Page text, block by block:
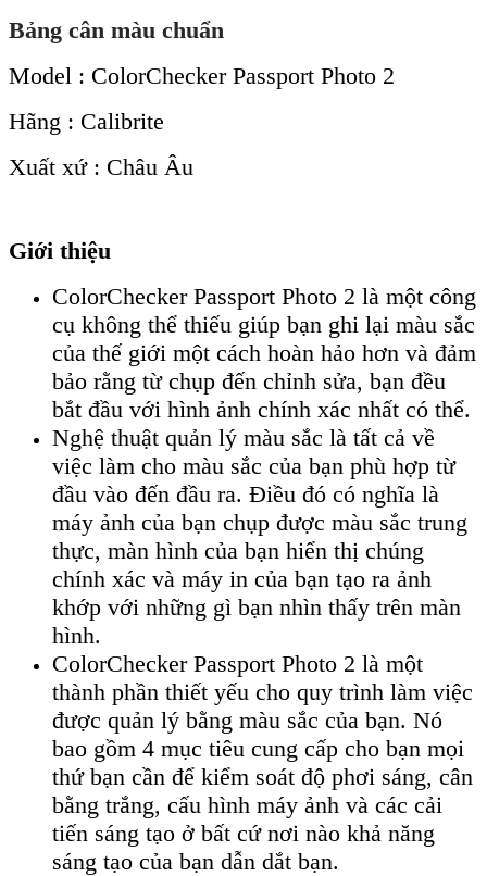
Bảng cân màu chuẩn
Model : ColorChecker Passport Photo 2
Hãng : Calibrite
Xuất xứ : Châu Âu
Giới thiệu
ColorChecker Passport Photo 2 là một công
cụ không thể thiếu giúp bạn ghi lại màu sắc
của thế giới một cách hoàn hảo hơn và đảm
bảo rằng từ chụp đến chỉnh sửa, bạn đều
bắt đầu với hình ảnh chính xác nhất có thể.
Nghệ thuật quản lý màu sắc là tất cả về
việc làm cho màu sắc của bạn phù hợp từ
đầu vào đến đầu ra. Điều đó có nghĩa là
máy ảnh của bạn chụp được màu sắc trung
thực, màn hình của bạn hiển thị chúng
chính xác và máy in của bạn tạo ra ảnh
khớp với những gì bạn nhìn thấy trên màn
hình.
ColorChecker Passport Photo 2 là một
thành phần thiết yếu cho quy trình làm việc
được quản lý bằng màu sắc của bạn. Nó
bao gồm 4 mục tiêu cung cấp cho bạn mọi
thứ bạn cần để kiểm soát độ phơi sáng, cân
bằng trắng, cấu hình máy ảnh và các cải
tiến sáng tạo ở bất cứ nơi nào khả năng
sáng tạo của bạn dẫn dắt bạn.